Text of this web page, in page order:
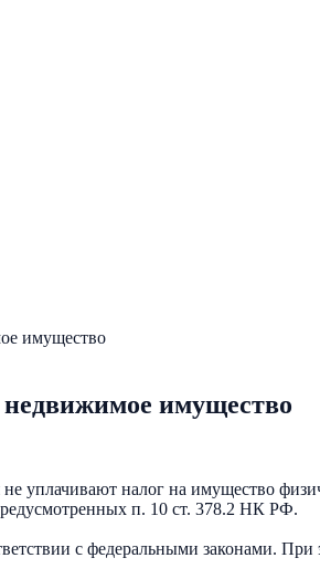
имущество
недвижимое имущество
налог на имущество
п. 10 ст. 378.2 НК РФ.
с федеральными законами.